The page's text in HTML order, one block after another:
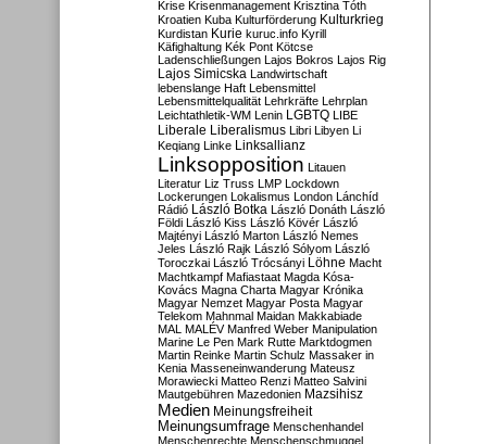
Krise Krisenmanagement Krisztina Tóth
Kroatien Kuba Kulturförderung Kulturkrieg
Kurdistan Kurie kuruc.info Kyrill
Käfighaltung Kék Pont Kötcse
Ladenschließungen Lajos Bokros Lajos Rig
Lajos Simicska Landwirtschaft
lebenslange Haft Lebensmittel
Lebensmittelqualität Lehrkräfte Lehrplan
Leichtathletik-WM Lenin LGBTQ LIBE
Liberale Liberalismus Libri Libyen Li
Keqiang Linke Linksallianz
Linksopposition Litauen
Literatur Liz Truss LMP Lockdown
Lockerungen Lokalismus London Lánchíd
Rádió
László Botka László Donáth László
Földi László Kiss László Kövér László
Majtényi László Marton László Nemes
Jeles László Rajk László Sólyom László
Toroczkai László Trócsányi Löhne Macht
Machtkampf Mafiastaat Magda Kósa-
Kovács Magna Charta Magyar Krónika
Magyar Nemzet Magyar Posta Magyar
Telekom Mahnmal Maidan Makkabiade
MAL MALÉV Manfred Weber Manipulation
Marine Le Pen Mark Rutte Marktdogmen
Martin Reinke Martin Schulz Massaker in
Kenia Masseneinwanderung Mateusz
Morawiecki Matteo Renzi Matteo Salvini
Mautgebühren Mazedonien Mazsihisz
Medien Meinungsfreiheit
Meinungsumfrage Menschenhandel
Menschenrechte Menschenschmuggel